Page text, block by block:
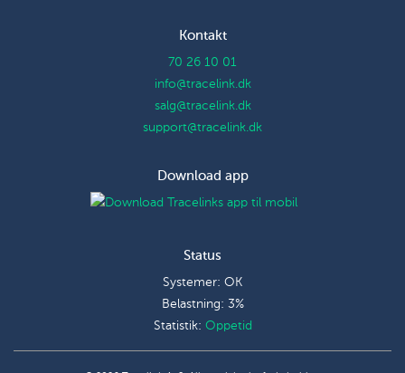
Kontakt
70 26 10 01
info@tracelink.dk
salg@tracelink.dk
support@tracelink.dk
Download app
Status
Systemer: OK
Belastning: 3%
Statistik: Oppetid